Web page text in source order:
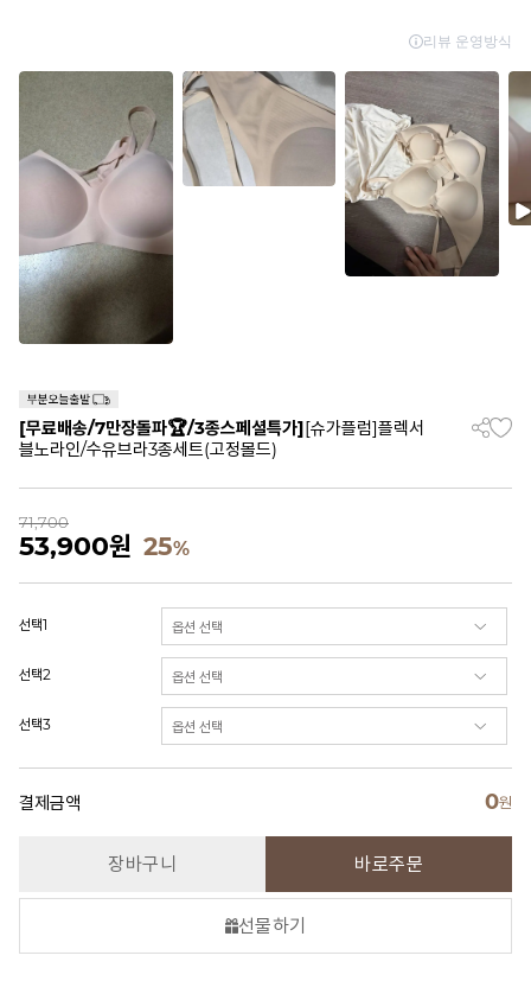
[무료배송/7만장돌파🏆/3종스페셜특가][슈가플럼]플렉서
블노라인/수유브라3종세트(고정몰드)
71,700
53,900원 25%
선택1
선택2
선택3
결제금액 0원
장바구니 바로주문
선물하기